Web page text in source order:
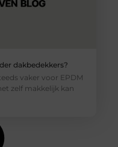
dakbedekkers?
vaker voor EPDM
zelf makkelijk kan